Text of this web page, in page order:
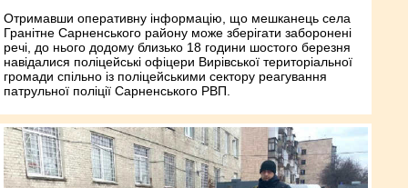
Отримавши оперативну інформацію, що мешканець села
Гранітне Сарненського району може зберігати заборонені
речі, до нього додому близько 18 години шостого березня
навідалися поліцейські офіцери Вирівської територіальної
громади спільно із поліцейськими сектору реагування
патрульної поліції Сарненського РВП.